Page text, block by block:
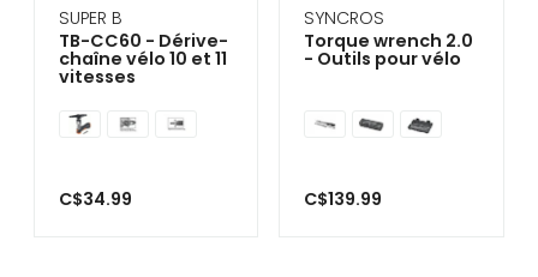
SUPER B
TB-CC60 - Dérive-
chaîne vélo 10 et 11
vitesses
C$34.99
SYNCROS
Torque wrench 2.0
- Outils pour vélo
C$139.99